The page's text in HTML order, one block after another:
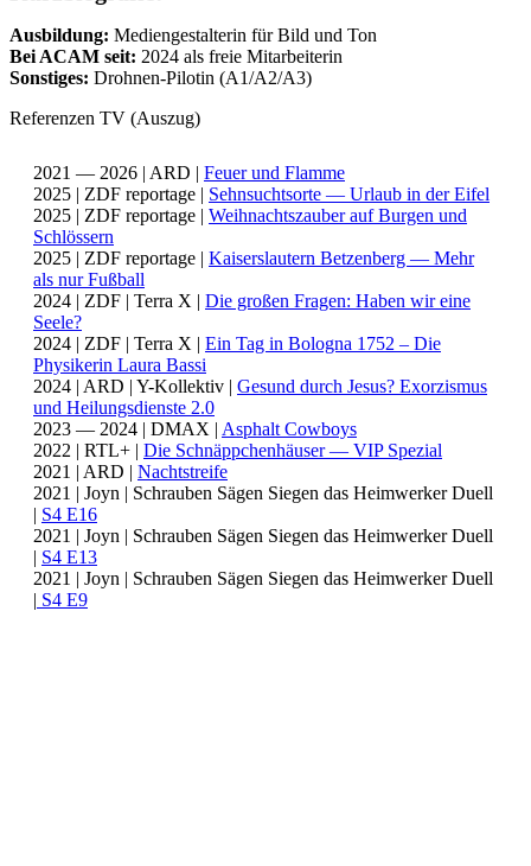
Ausbildung: Mediengestalterin für Bild und Ton
Bei ACAM seit: 2024 als freie Mitarbeiterin
Sonstiges: Drohnen-Pilotin (A1/A2/A3)
Referenzen TV (Auszug)
2021 — 2026 | ARD | Feuer und Flamme
2025 | ZDF reportage | Sehnsuchtsorte — Urlaub in der Eifel
2025 | ZDF reportage | Weihnachtszauber auf Burgen und
Schlössern
2025 | ZDF reportage | Kaiserslautern Betzenberg — Mehr
als nur Fußball
2024 | ZDF | Terra X | Die großen Fragen: Haben wir eine
Seele?
2024 | ZDF | Terra X | Ein Tag in Bologna 1752 – Die
Physikerin Laura Bassi
2024 | ARD | Y-Kollektiv | Gesund durch Jesus? Exorzismus
und Heilungsdienste 2.0
2023 — 2024 | DMAX | Asphalt Cowboys
2022 | RTL+ | Die Schnäppchenhäuser — VIP Spezial
2021 | ARD | Nachtstreife
2021 | Joyn | Schrauben Sägen Siegen das Heimwerker Duell
| S4 E16
2021 | Joyn | Schrauben Sägen Siegen das Heimwerker Duell
| S4 E13
2021 | Joyn | Schrauben Sägen Siegen das Heimwerker Duell
| S4 E9